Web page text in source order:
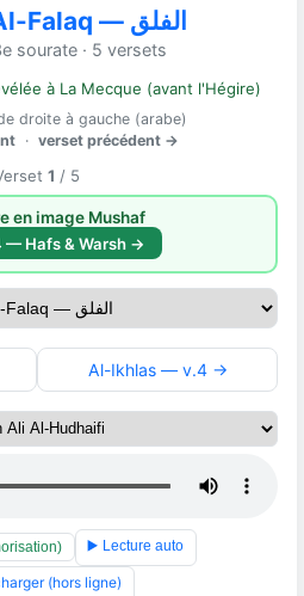
Sourate Al-Falaq — الفلق
sourate · 5 versets
à La Mecque (avant l'Hégire)
droite à gauche (arabe)
· verset précédent →
1 / 5
en image Mushaf
— Hafs & Warsh →
Al-Ikhlas — v.4 →
▶️ Lecture auto
(hors ligne)